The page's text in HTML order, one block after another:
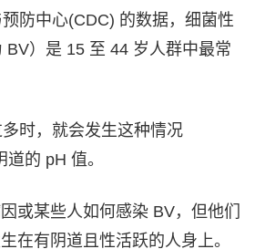
防中心(CDC) 的数据，细菌性
BV）是 15 至 44 岁人群中最常
时，就会发生这种情况
道的 pH 值。
或某些人如何感染 BV，但他们
在有阴道且性活跃的人身上。